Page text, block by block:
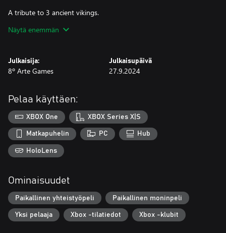
A tribute to 3 ancient vikings.
Näytä enemmän
Julkaisija:
8º Arte Games
Julkaisupäivä
27.9.2024
Pelaa käyttäen:
XBOX One XBOX Series X|S
Matkapuhelin PC Hub
HoloLens
Ominaisuudet
Paikallinen yhteistyöpeli Paikallinen moninpeli
Yksi pelaaja Xbox -tilatiedot Xbox -klubit